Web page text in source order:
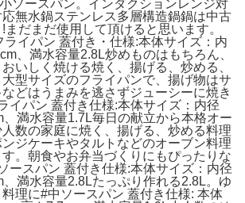
ソースパン。インダクションレンジ対
無水鍋ステンレス多層構造鍋鍋は中古
だまだ使用して頂けると思います。
ライパン 蓋付き・仕様:本体サイズ：内
、満水容量2.8L炒めものはもちろん、
いしく焼ける焼く、揚げる、炒める、
型サイズのフライパンで、揚げ物はサ
どはうまみを逃さずジューシーに焼き
イパン 蓋付き仕様:本体サイズ：内径
、満水容量1.7L毎日の献立から本格オー
数の家庭に焼く、揚げる、炒める料理
ジケーキやタルトなどのオーブン料理
。朝食やお弁当づくりにもぴったりな
ースパン 蓋付き仕様:本体サイズ：内径
、満水容量2.8Lたっぷり作れる2.8L。ゆ
理に#中ソースパン 蓋付き仕様: 本体